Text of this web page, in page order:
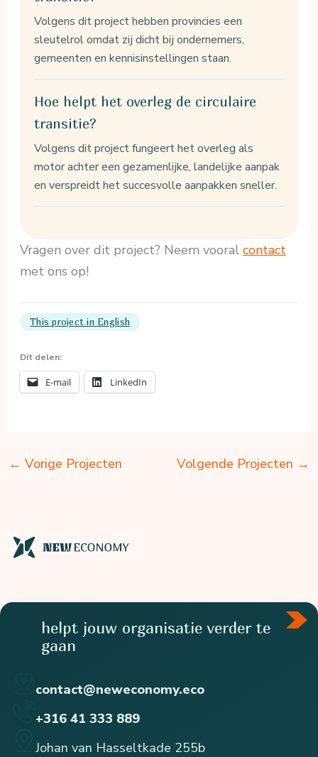
Volgens dit project hebben provincies een
sleutelrol omdat zij dicht bij ondernemers,
gemeenten en kennisinstellingen staan.
Hoe helpt het overleg de circulaire
transitie?
Volgens dit project fungeert het overleg als
motor achter een gezamenlijke, landelijke aanpak
en verspreidt het succesvolle aanpakken sneller.
Vragen over dit project? Neem vooralcontact
met ons op!
This project in English
Dit delen:
E-mail LinkedIn
← Vorige Projecten Volgende Projecten →
helpt jouw organisatie verder te
gaan
contact@neweconomy.eco
+316 41 333 889
Johan van Hasseltkade 255b